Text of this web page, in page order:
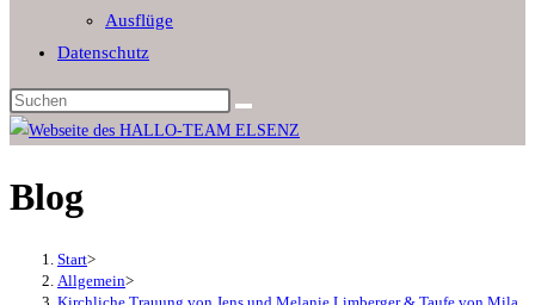
Ausflüge
Datenschutz
Diese
Website
Blog
Start>
Allgemein>